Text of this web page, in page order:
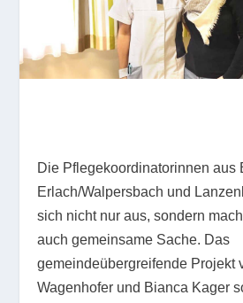
Die Pflegekoordinatorinnen aus
Erlach/Walpersbach und
sich nicht nur aus, sondern
auch gemeinsame Sache. Das
gemeindeübergreifende Projekt
Wagenhofer und Bianca Kager